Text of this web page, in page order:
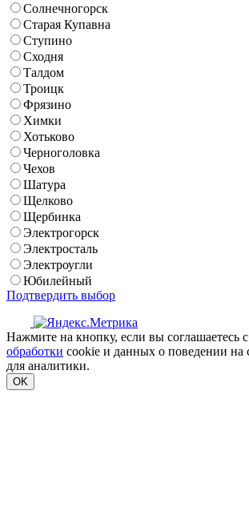
Солнечногорск
Старая Купавна
Ступино
Сходня
Талдом
Троицк
Фрязино
Химки
Хотьково
Черноголовка
Чехов
Шатура
Щелково
Щербинка
Электрогорск
Электросталь
Электроугли
Юбилейный
Подтвердить выбор
Нажмите на кнопку, если вы соглашаетесь с
обработки cookie и данных о поведении
для аналитики.
OK